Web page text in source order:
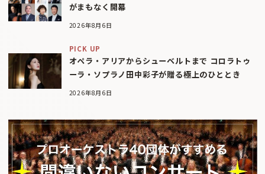
がまもなく開幕
2026年8月6日
PICK UP
オペラ・アリアからシューベルトまで コロラトゥ
ーラ・ソプラノ田中彩子が贈る極上のひととき
2026年8月6日